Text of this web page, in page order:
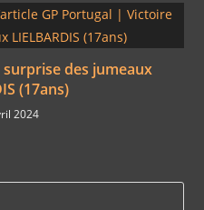
des jumeaux
(17ans)
2024